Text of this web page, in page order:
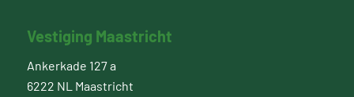
Vestiging Maastricht
Ankerkade 127 a
6222 NL Maastricht